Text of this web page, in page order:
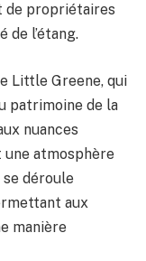
de propriétaires
de l’étang.
Little Greene, qui
patrimoine de la
nuances
une atmosphère
déroule
aux
manière